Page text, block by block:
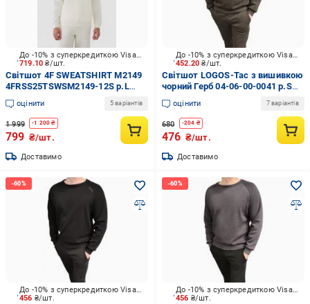
719.10₴/шт.
До -10% з суперкредиткою Visa Вигода
Світшот 4F SWEATSHIRT M2149
4FRSS25TSWSM2149-12S р.L
бежевий
оцінити 5 варіантів
1 999 -1 200 ₴
799 ₴/шт.
Доставимо
452.20₴/шт.
До -10% з суперкредиткою Visa Вигода
Світшот LOGOS-Tac з вишивкою
чорний Герб 04-06-00-0041 р.S
хакі
оцінити 7 варіантів
680 -204 ₴
476 ₴/шт.
Доставимо
456 ₴/шт.
До -10% з суперкредиткою Visa Вигода
456 ₴/шт.
До -10% з суперкредиткою Visa Вигода